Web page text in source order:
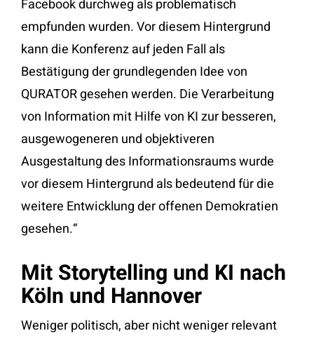
Facebook durchweg als problematisch
empfunden wurden. Vor diesem Hintergrund
kann die Konferenz auf jeden Fall als
Bestätigung der grundlegenden Idee von
QURATOR gesehen werden. Die Verarbeitung
von Information mit Hilfe von KI zur besseren,
ausgewogeneren und objektiveren
Ausgestaltung des Informationsraums wurde
vor diesem Hintergrund als bedeutend für die
weitere Entwicklung der offenen Demokratien
gesehen.“
Mit Storytelling und KI nach
Köln und Hannover
Weniger politisch, aber nicht weniger relevant